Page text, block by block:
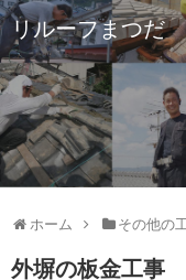
リルーフまつだ
ホーム その他の
外塀の板金工事